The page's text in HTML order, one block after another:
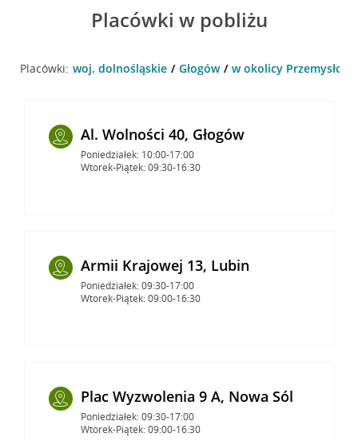
Placówki w pobliżu
Placówki: woj. dolnośląskie Głogów w okolicy
Al. Wolności 40, Głogów
Poniedziałek: 10:00-17:00
Wtorek-Piątek: 09:30-16:30
Armii Krajowej 13, Lubin
Poniedziałek: 09:30-17:00
Wtorek-Piątek: 09:00-16:30
Plac Wyzwolenia 9 A, Nowa Sól
Poniedziałek: 09:30-17:00
Wtorek-Piątek: 09:00-16:30